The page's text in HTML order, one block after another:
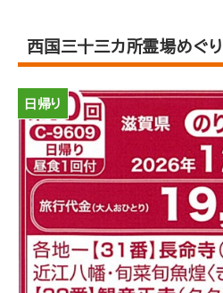
西国三十三カ所霊場めぐ
日帰り